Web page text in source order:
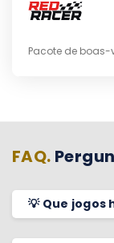
Pacote de boas-
FAQ.
💡 Que jogos